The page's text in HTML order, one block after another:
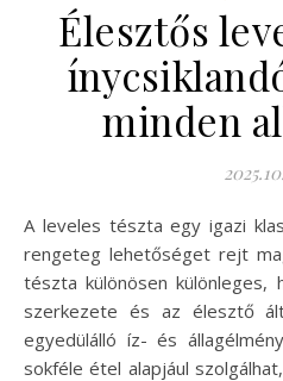
Élesztős
minden
A leveles tészta egy igazi klasszikus a konyhában, amely
rengeteg lehetőséget rejt
tészta különösen
szerkezete és az élesztő
egyedülálló íz- és
sokféle étel alapjául